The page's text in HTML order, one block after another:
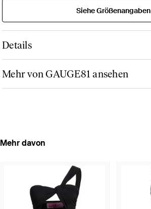
Siehe Größenangaben
Details
Mehr von GAUGE81 ansehen
Mehr davon